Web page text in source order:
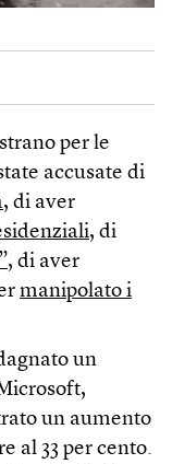
per le
accusate di
, di aver
, di
, di aver
manipolato i
un
un aumento
al 33 per cento.